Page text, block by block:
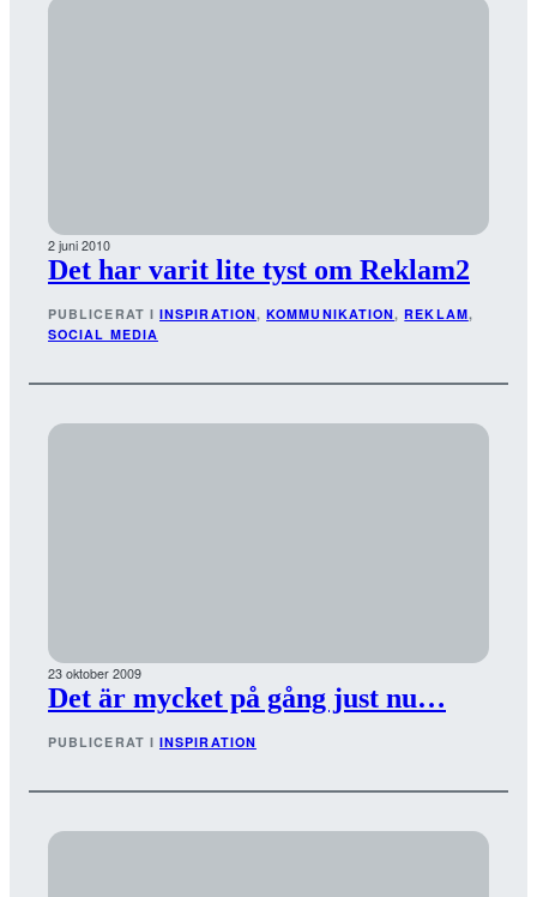
2 juni 2010
Det har varit lite tyst om Reklam2
PUBLICERAT IINSPIRATION, KOMMUNIKATION, REKLAM
SOCIAL MEDIA
23 oktober 2009
Det är mycket på gång just nu…
PUBLICERAT IINSPIRATION